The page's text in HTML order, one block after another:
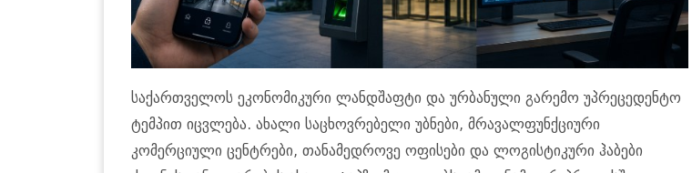
საქართველოს ეკონომიკური ლანდშაფტი და ურბანული გარემო უპრეცედენტო
ტემპით იცვლება. ახალი საცხოვრებელი უბნები, მრავალფუნქციური
კომერციული ცენტრები, თანამედროვე ოფისები და ლოგისტიკური ჰაბები